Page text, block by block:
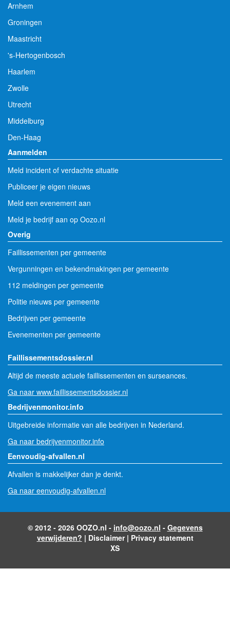
Arnhem
Groningen
Maastricht
's-Hertogenbosch
Haarlem
Zwolle
Utrecht
Middelburg
Den-Haag
Aanmelden
Meld incident of verdachte situatie
Publiceer je eigen nieuws
Meld een evenement aan
Meld je bedrijf aan op Oozo.nl
Overig
Faillissementen per gemeente
Vergunningen en bekendmakingen per gemeente
112 meldingen per gemeente
Politie nieuws per gemeente
Bedrijven per gemeente
Evenementen per gemeente
Faillissementsdossier.nl
Altijd de meeste actuele faillissementen en surseances.
Ga naar www.faillissementsdossier.nl
Bedrijvenmonitor.info
Uitgebreide informatie van alle bedrijven in Nederland.
Ga naar bedrijvenmonitor.info
Eenvoudig-afvallen.nl
Afvallen is makkelijker dan je denkt.
Ga naar eenvoudig-afvallen.nl
© 2012 - 2026 OOZO.nl - info@oozo.nl - Gegevens
verwijderen? | Disclaimer| Privacy statement
XS